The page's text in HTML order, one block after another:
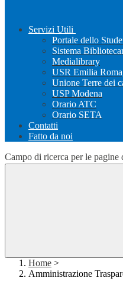
Servizi Utili
Portale dello
Sistema
Medialibrary
USR Emilia
Unione Terre dei
USP Modena
Orario ATC
Orario SETA
Contatti
Fatto da noi
Campo di ricerca per le pagine
Home >
Amministrazione